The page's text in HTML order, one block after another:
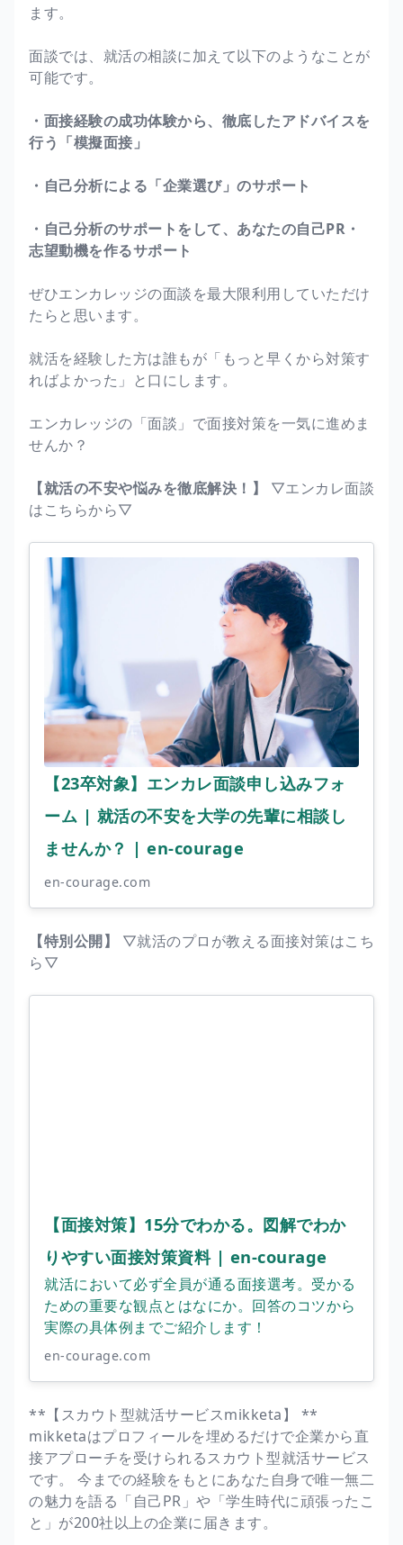
ます。
面談では、就活の相談に加えて以下のようなことが
可能です。
・面接経験の成功体験から、徹底したアドバイスを
行う「模擬面接」
・自己分析による「企業選び」のサポート
・自己分析のサポートをして、あなたの自己PR・
志望動機を作るサポート
ぜひエンカレッジの面談を最大限利用していただけ
たらと思います。
就活を経験した方は誰もが「もっと早くから対策す
ればよかった」と口にします。
エンカレッジの「面談」で面接対策を一気に進めま
せんか？
【就活の不安や悩みを徹底解決！】
▽エンカレ面談
はこちらから▽
【23卒対象】エンカレ面談申し込みフォ
ーム | 就活の不安を大学の先輩に相談し
ませんか？ | en-courage
en-courage.com
【特別公開】
▽就活のプロが教える面接対策はこち
ら▽
【面接対策】15分でわかる。図解でわか
りやすい面接対策資料 | en-courage
就活において必ず全員が通る面接選考。受かる
ための重要な観点とはなにか。回答のコツから
実際の具体例までご紹介します！
en-courage.com
**【スカウト型就活サービスmikketa】 **
mikketaはプロフィールを埋めるだけで企業から直
接アプローチを受けられるスカウト型就活サービス
です。 今までの経験をもとにあなた自身で唯一無二
の魅力を語る「自己PR」や「学生時代に頑張ったこ
と」が200社以上の企業に届きます。